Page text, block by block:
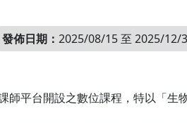
發佈日期： 2025/08/15 至 2025/12/
師平台開設之數位課程，特以「